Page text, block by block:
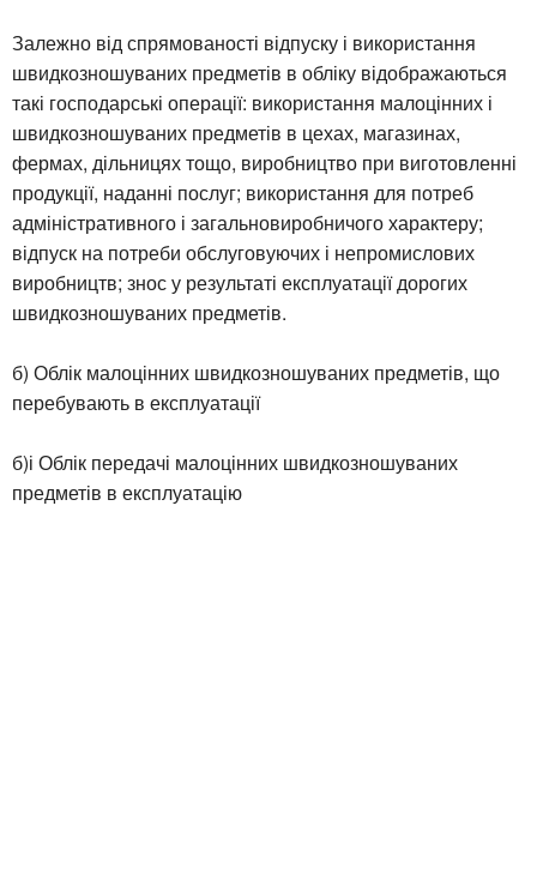
Залежно від спрямованості відпуску і використання
швидкозношуваних предметів в обліку відображаються
такі господарські операції: використання малоцінних і
швидкозношуваних предметів в цехах, магазинах,
фермах, дільницях тощо, виробництво при виготовленні
продукції, наданні послуг; використання для потреб
адміністративного і загальновиробничого характеру;
відпуск на потреби обслуговуючих і непромислових
виробництв; знос у результаті експлуатації дорогих
швидкозношуваних предметів.
б) Облік малоцінних швидкозношуваних предметів, що
перебувають в експлуатації
б)і Облік передачі малоцінних швидкозношуваних
предметів в експлуатацію